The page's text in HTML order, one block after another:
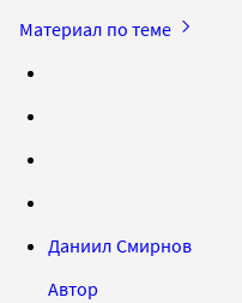
Материал по теме
Даниил Смирнов
Автор